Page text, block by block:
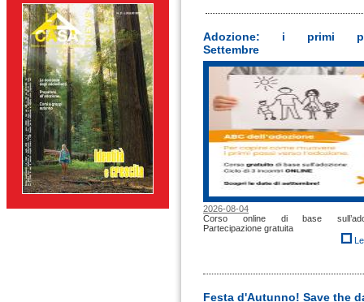
Adozione: i primi
Settembre
2026-08-04
Corso online di base
Partecipazione gratuita
Festa d'Autunno! Save the